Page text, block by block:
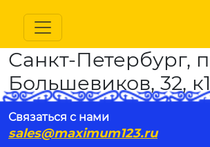
Санкт-Петербург,
Большевиков, 32, к1
Связаться с нами
sales@maximum123.ru